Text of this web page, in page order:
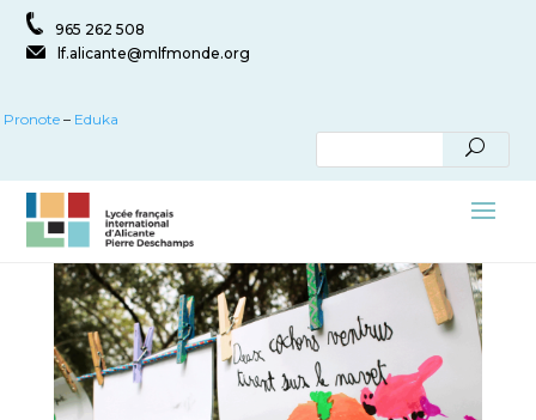
965 262 508
lf.alicante@mlfmonde.org
Pronote – Eduka